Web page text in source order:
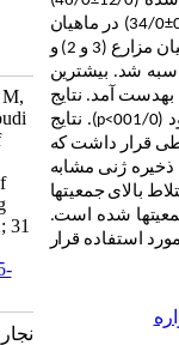
±
34/0) در ماهیان
مزرعه (2) مشاهده شد. بیشترین میزان فاصله ژنتیک (07/0) و کمترین میزان شباهت ژنتیک (93/0) بین ماهیان مزارع (3 و 2) و
0) و بیشترین میزان شباهت ژنتیک (98/0) بین ماهیان مزارع (2 و 1) محاسبه شد. بیشترین
تمایز ژنتیک (077/0) بین ماهیان مزارع (3 و 1) و کمترین مقدار آن ( 034/0) بین ماهیان مزارع (2 و 1) به­دست آمد. نتایج
0
p<). نتایج
قرار داشت که
ذخیره­ ژنی مشابه
بالای جمعیت­ها
شده است.
استفاده قرار
M,
31